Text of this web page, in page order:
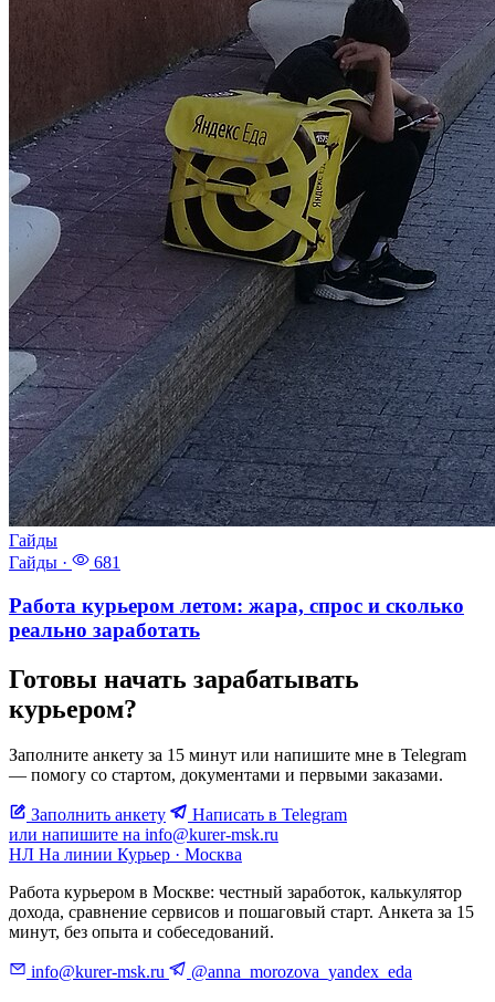
Гайды
Гайды · 681
Работа курьером летом: жара, спрос и сколько
реально заработать
Готовы начать зарабатывать
курьером?
Заполните анкету за 15 минут или напишите мне в Telegram
— помогу со стартом, документами и первыми заказами.
Заполнить анкету
Написать в Telegram
или напишите на info@kurer-msk.ru
НЛ На линии Курьер · Москва
Работа курьером в Москве: честный заработок, калькулятор
дохода, сравнение сервисов и пошаговый старт. Анкета за 15
минут, без опыта и собеседований.
info@kurer-msk.ru @anna_morozova_yandex_eda